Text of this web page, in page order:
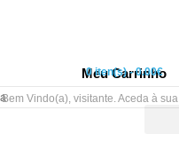
Meu Carrinho
0 iten(s) - 0.00€
Bem Vindo(a), visitante. Aceda à sua